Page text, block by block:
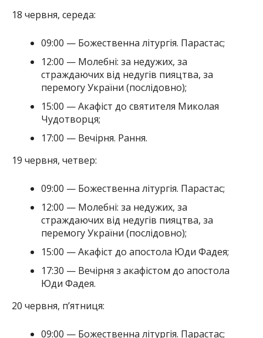
18 червня, середа:
09:00 — Божественна літургія. Парастас;
12:00 — Молебні: за недужих, за
страждаючих від недугів пияцтва, за
перемогу України (послідовно);
15:00 — Акафіст до святителя Миколая
Чудотворця;
17:00 — Вечірня. Рання.
19 червня, четвер:
09:00 — Божественна літургія. Парастас;
12:00 — Молебні: за недужих, за
страждаючих від недугів пияцтва, за
перемогу України (послідовно);
15:00 — Акафіст до апостола Юди Фадея;
17:30 — Вечірня з акафістом до апостола
Юди Фадея.
20 червня, п’ятниця:
09:00 — Божественна літургія. Парастас;